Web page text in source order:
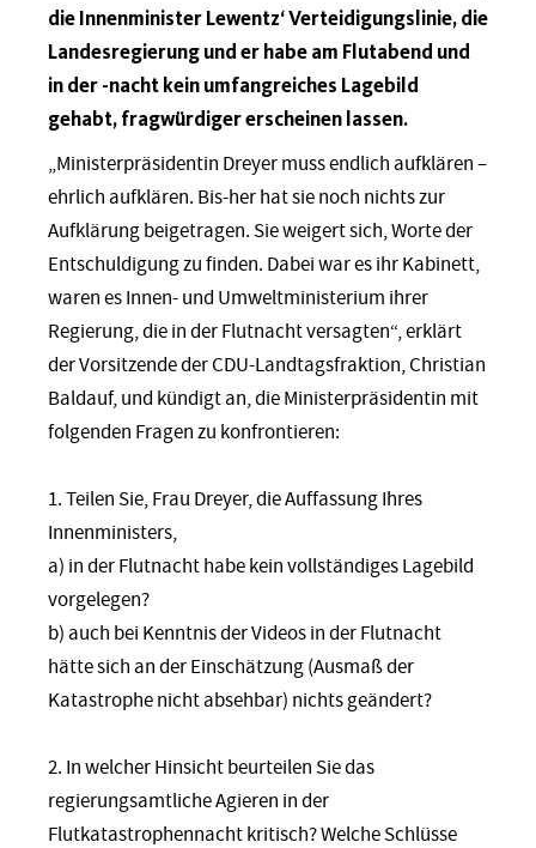
die Innenminister Lewentz‘ Verteidigungslinie, die
Landesregierung und er habe am Flutabend und
in der -nacht kein umfangreiches Lagebild
gehabt, fragwürdiger erscheinen lassen.
„Ministerpräsidentin Dreyer muss endlich aufklären –
ehrlich aufklären. Bis-her hat sie noch nichts zur
Aufklärung beigetragen. Sie weigert sich, Worte der
Entschuldigung zu finden. Dabei war es ihr Kabinett,
waren es Innen- und Umweltministerium ihrer
Regierung, die in der Flutnacht versagten“, erklärt
der Vorsitzende der CDU-Landtagsfraktion, Christian
Baldauf, und kündigt an, die Ministerpräsidentin mit
folgenden Fragen zu konfrontieren:
1. Teilen Sie, Frau Dreyer, die Auffassung Ihres
Innenministers,
a) in der Flutnacht habe kein vollständiges Lagebild
vorgelegen?
b) auch bei Kenntnis der Videos in der Flutnacht
hätte sich an der Einschätzung (Ausmaß der
Katastrophe nicht absehbar) nichts geändert?
2. In welcher Hinsicht beurteilen Sie das
regierungsamtliche Agieren in der
Flutkatastrophennacht kritisch? Welche Schlüsse